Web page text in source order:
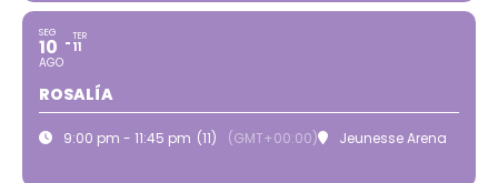
SEG
10
AGO
TER
11
ROSALÍA
9:00 pm - 11:45 pm (11) (GMT+00:00) Jeunesse Arena